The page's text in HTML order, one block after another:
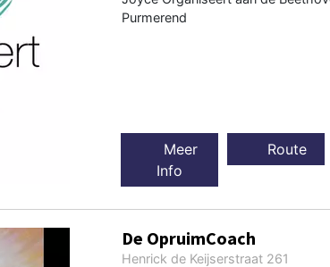
Purmerend
Meer
Info
Route
De OpruimCoach
Henrick de Keijserstraat 261